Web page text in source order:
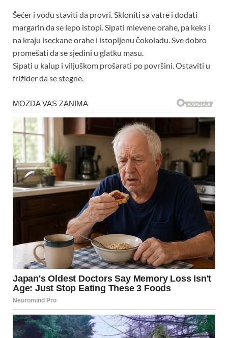
Šećer i vodu staviti da provri. Skloniti sa vatre i dodati
margarin da se lepo istopi. Sipati mlevene orahe, pa keks i
na kraju iseckane orahe i istopljenu čokoladu. Sve dobro
promešati da se sjedini u glatku masu.
Sipati u kalup i viljuškom prošarati po površini. Ostaviti u
frižider da se stegne.